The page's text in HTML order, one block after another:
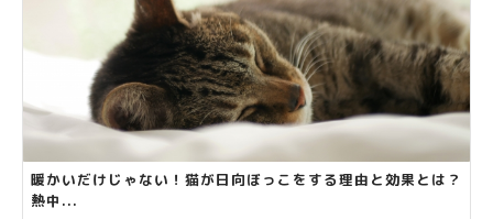
暖かいだけじゃない！猫が日向ぼっこをする理由と効果とは？
熱中...